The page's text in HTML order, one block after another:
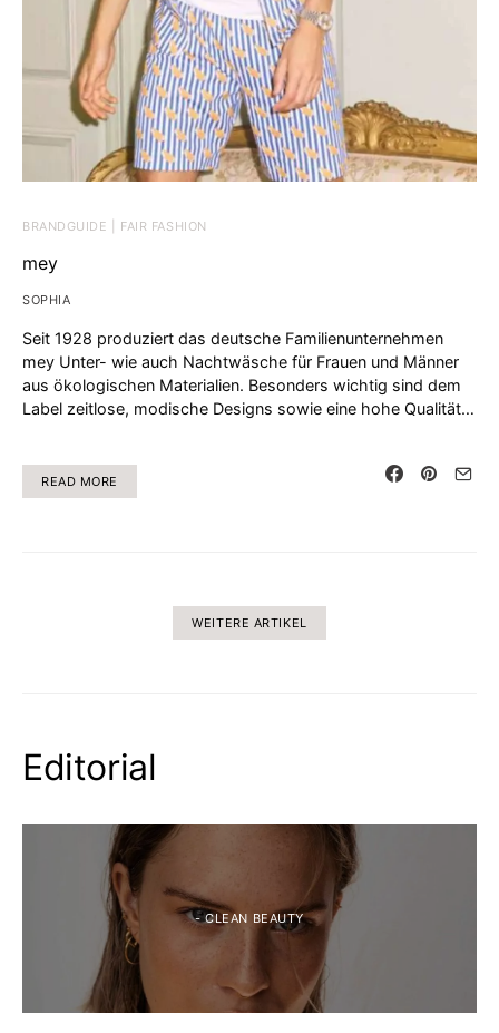
BRANDGUIDE | FAIR FASHION
mey
SOPHIA
Seit 1928 produziert das deutsche Familienunternehmen
mey Unter- wie auch Nachtwäsche für Frauen und Männer
aus ökologischen Materialien. Besonders wichtig sind dem
Label zeitlose, modische Designs sowie eine hohe Qualität…
READ MORE
WEITERE ARTIKEL
Editorial
- CLEAN BEAUTY